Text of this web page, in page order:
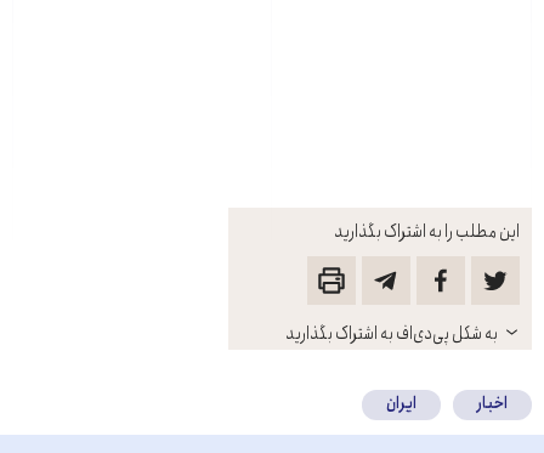
این مطلب را به اشتراک بگذارید
باز
کنید
به شکل پی‌دی‌اف به اشتراک بگذارید
اخبار ایران